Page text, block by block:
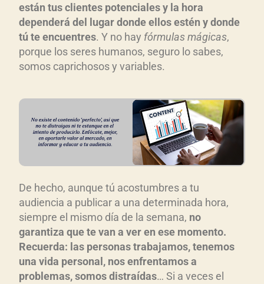
están tus clientes potenciales y la hora
dependerá del lugar donde ellos estén y donde
tú te encuentres. Y no hay fórmulas mágicas,
porque los seres humanos, seguro lo sabes,
somos caprichosos y variables.
De hecho, aunque tú acostumbres a tu
audiencia a publicar a una determinada hora,
siempre el mismo día de la semana, no
garantiza que te van a ver en ese momento.
Recuerda: las personas trabajamos, tenemos
una vida personal, nos enfrentamos a
problemas, somos distraídas… Si a veces el